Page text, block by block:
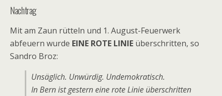
Nachtrag
Mit am Zaun rütteln und 1. August-Feuerwerk
abfeuern wurde EINE ROTE LINIE überschritten, so
Sandro Broz:
Unsäglich. Unwürdig. Undemokratisch.
In Bern ist gestern eine rote Linie überschritten